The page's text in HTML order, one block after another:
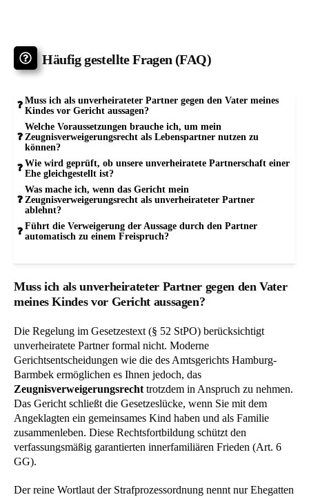
Häufig gestellte Fragen (FAQ)
Muss ich als unverheirateter Partner gegen den Vater meines
Kindes vor Gericht aussagen?
Welche Voraussetzungen brauche ich, um mein
Zeugnisverweigerungsrecht als Lebenspartner nutzen zu
können?
Wie wird geprüft, ob unsere unverheiratete Partnerschaft einer
Ehe gleichgestellt ist?
Was mache ich, wenn das Gericht mein
Zeugnisverweigerungsrecht als unverheirateter Partner
ablehnt?
Führt die Verweigerung der Aussage durch den Partner
automatisch zu einem Freispruch?
Muss ich als unverheirateter Partner gegen den Vater
meines Kindes vor Gericht aussagen?
Die Regelung im Gesetzestext (§ 52 StPO) berücksichtigt
unverheiratete Partner formal nicht. Moderne
Gerichtsentscheidungen wie die des Amtsgerichts Hamburg-
Barmbek ermöglichen es Ihnen jedoch, das
Zeugnisverweigerungsrecht trotzdem in Anspruch zu nehmen.
Das Gericht schließt die Gesetzeslücke, wenn Sie mit dem
Angeklagten ein gemeinsames Kind haben und als Familie
zusammenleben. Diese Rechtsfortbildung schützt den
verfassungsmäßig garantierten innerfamiliären Frieden (Art. 6
GG).
Der reine Wortlaut der Strafprozessordnung nennt nur Ehegatten